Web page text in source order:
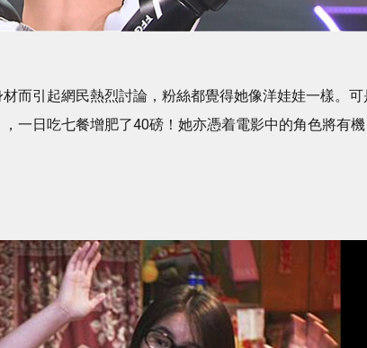
而引起網民熱烈討論，粉絲都覺得她像洋娃娃一樣。可
一日吃七餐增肥了40磅！她亦憑着電影中的角色將有機